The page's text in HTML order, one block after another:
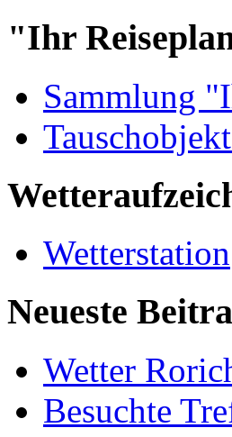
"Ihr
Sammlung
Wetterstation
Neueste
Wetter
Besuchte